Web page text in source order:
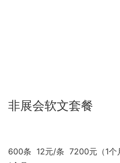
非展会软文套餐
600条 12元/条 7200元（1个